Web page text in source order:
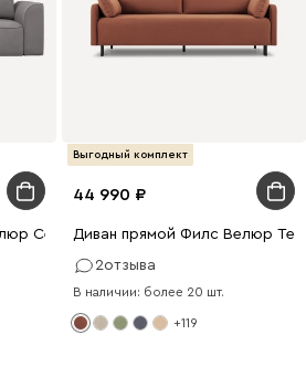
Серый
Выгодный комплект
44 990
Диван прямой Филс Велюр
2отзыва
В наличии: более 20 шт.
+119